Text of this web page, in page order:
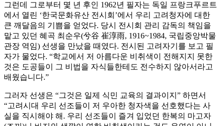
그런데 그로부터 몇 년 후인 1962년 필자는 독일 프랑크푸르트
에서 열린 ‘한국문화유산 전시회’에서 우리 고려청자에 대한
큰 깨달음의 기쁨을 얻었다. 당시 전시회 관리 감독의 책임을
맡고 있던 혜곡 최순우(兮谷 崔淳雨, 1916~1984, 국립중앙박물
관장 역임) 선생을 만났을 때였다. 전시된 고려자기를 보고 필
자가 물었다. “학교에서 저 아름다운 비취색이 전해지지 못한
것은 도공들이 그 비법을 자식들한테도 전수하지 않아서라고
배웠습니다.”
그러자 선생은 “그것은 일제 식민 교육의 결과이지” 하면서
“고려시대 우리 선조들이 저 우아한 청자색을 선호했다는 사
실을 직시해야 해. 우리 선조들이 즐겨 입었던 한복의 마고자